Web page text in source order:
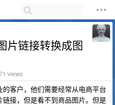
片链接转换成图
views
客户，他们需要经常从电商平台
接，但是看不到商品图片。但是